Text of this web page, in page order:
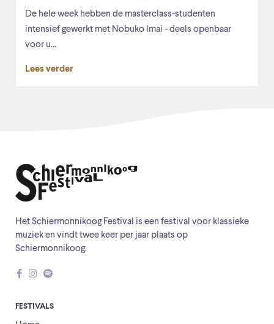
De hele week hebben de masterclass-studenten
intensief gewerkt met Nobuko Imai - deels openbaar
voor u…
Lees verder
Het Schiermonnikoog Festival is een festival voor klassieke
muziek en vindt twee keer per jaar plaats op
Schiermonnikoog.
FESTIVALS